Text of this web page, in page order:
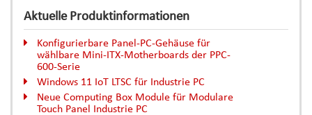
Aktuelle Produktinformationen
Konfigurierbare Panel-PC-Gehäuse für
wählbare Mini-ITX-Motherboards der PPC-
600-Serie
Windows 11 IoT LTSC für Industrie PC
Neue Computing Box Module für Modulare
Touch Panel Industrie PC